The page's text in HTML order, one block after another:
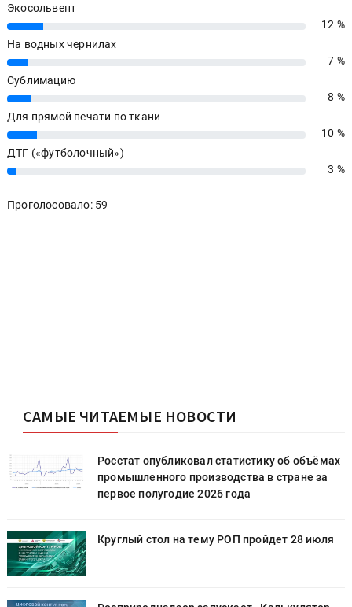
Экосольвент
12%
12 %
На водных чернилах
7%
7 %
Сублимацию
8%
8 %
Для прямой печати по ткани
10%
10 %
ДТГ («футболочный»)
3% 3 %
Проголосовало: 59
САМЫЕ ЧИТАЕМЫЕ НОВОСТИ
Росстат опубликовал статистику об объёмах
промышленного производства в стране за
первое полугодие 2026 года
Круглый стол на тему РОП пройдет 28 июля